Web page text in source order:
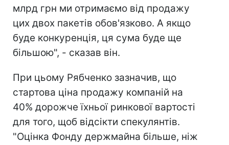
млрд грн ми отримаємо від продажу
цих двох пакетів обов'язково. А якщо
буде конкуренція, ця сума буде ще
більшою", - сказав він.
При цьому Рябченко зазначив, що
стартова ціна продажу компаній на
40% дорожче їхньої ринкової вартості
для того, щоб відсікти спекулянтів.
"Оцінка Фонду держмайна більше, ніж